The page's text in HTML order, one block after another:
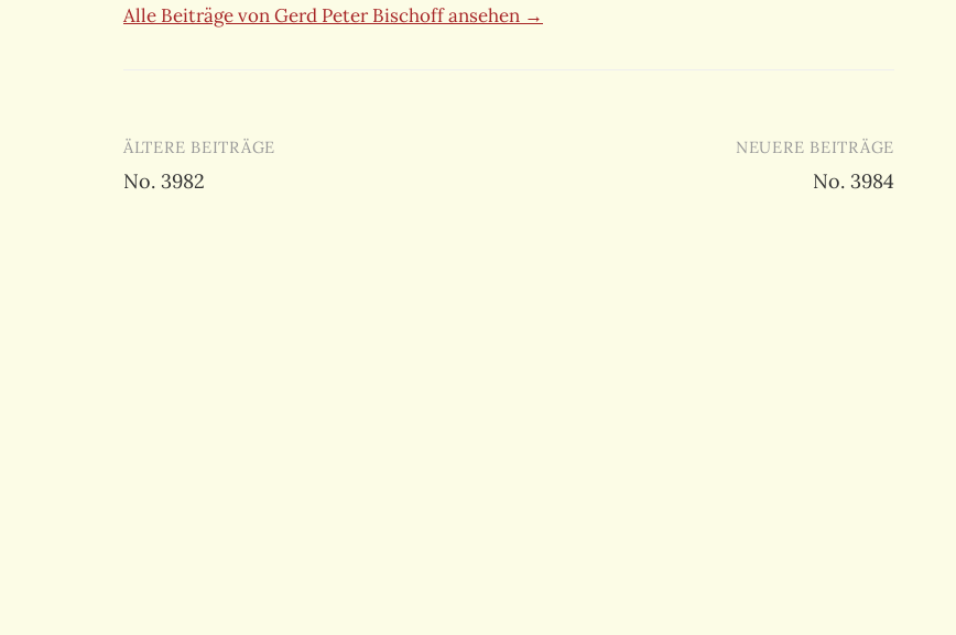
Alle Beiträge von Gerd Peter Bischoff ansehen →
Beitragsnavigation
ÄLTERE BEITRÄGE
No. 3982
NEUERE BEITRÄGE
No. 3984